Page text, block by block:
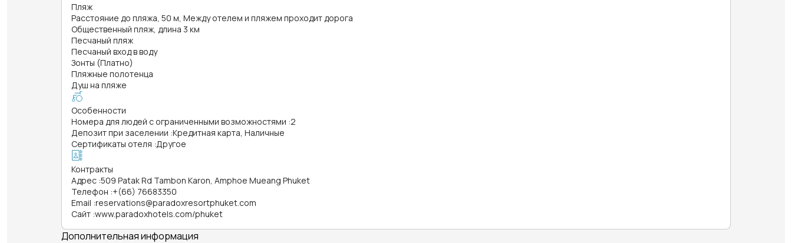
Пляж
Расстояние до пляжа, 50 м, Между отелем и пляжем проходит дорога
Общественный пляж, длина 3 км
Песчаный пляж
Песчаный вход в воду
Зонты (Платно)
Пляжные полотенца
Душ на пляже
Особенности
Номера для людей с ограниченными возможностями :2
Депозит при заселении :Кредитная карта, Наличные
Сертификаты отеля :Другое
Контракты
Адрес :509 Patak Rd Tambon Karon, Amphoe Mueang Phuket
Телефон :+(66) 76683350
Email :reservations@paradoxresortphuket.com
Сайт :www.paradoxhotels.com/phuket
Дополнительная информация